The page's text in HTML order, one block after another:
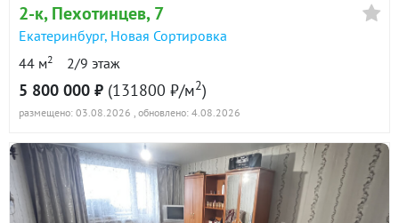
2-к, Пехотинцев, 7
Екатеринбург, Новая Сортировка
44 м2 2/9 этаж
5 800 000 ₽ (131800 ₽/м2)
размещено: 03.08.2026 , обновлено: 4.08.2026